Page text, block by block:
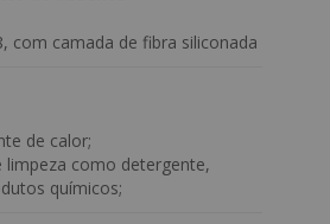
m
com camada de fibra siliconada
de calor;
como detergente,
químicos;